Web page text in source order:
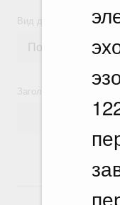
Вид документа
Заголовок или текст